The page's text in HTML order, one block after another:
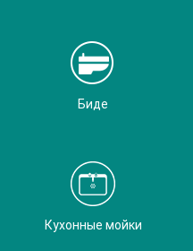
Биде
Кухонные мойки